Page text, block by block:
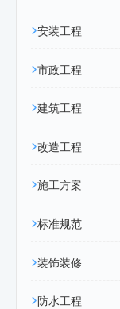
安装工程
市政工程
建筑工程
改造工程
施工方案
标准规范
装饰装修
防水工程